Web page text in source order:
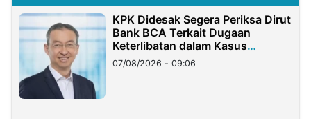
KPK Didesak Segera Periksa Dirut
Bank BCA Terkait Dugaan
Keterlibatan dalam Kasus
Hilangnya Dana Nasabah Rp2,58
Miliar
07/08/2026 - 09:06